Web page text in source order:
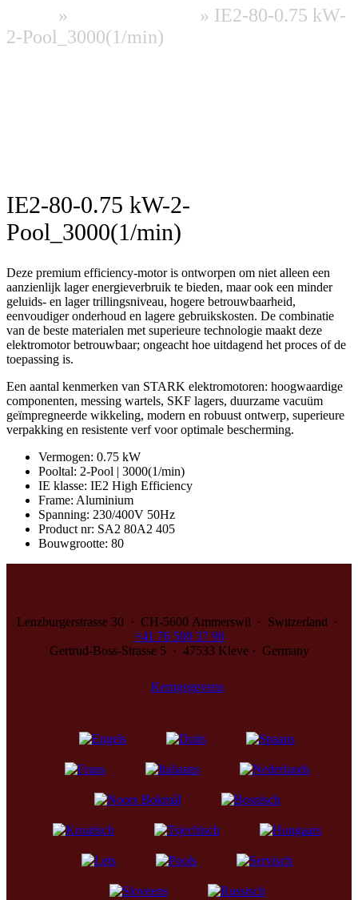
» » IE2-80-0.75 kW-
2-Pool_3000(1/min)
IE2-80-0.75 kW-2-
Pool_3000(1/min)
Deze premium efficiency-motor is ontworpen om niet alleen een
aanzienlijk lager energieverbruik te bieden, maar ook een minder
geluids- en lager trillingsniveau, hogere betrouwbaarheid,
eenvoudiger onderhoud en lagere gebruikskosten. De combinatie
van de beste materialen met superieure technologie maakt deze
elektromotor betrouwbaar; ongeacht hoe uitdagend het proces of de
toepassing is.
Een aantal kenmerken van STARK elektromotoren: hoogwaardige
componenten, messing wartels, SKF lagers, duurzame vacuüm
geïmpregneerde wikkeling, modern en robuust ontwerp, superieure
verpakking en resistente verf voor optimale bescherming.
Vermogen: 0.75 kW
Pooltal: 2-Pool | 3000(1/min)
IE klasse: IE2 High Efficiency
Frame: Aluminium
Spanning: 230/400V 50Hz
Product nr: SA2 80A2 405
Bouwgrootte: 80
Lenzburgerstrasse 30 · CH‑5600 Ammerswil · Switzerland ·
+41 76 500 37 90
Gertrud-Boss-Strasse 5 · 47533 Kleve · Germany
Kerngegevens